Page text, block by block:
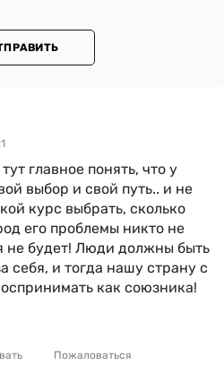
главное понять, что у
выбор и свой путь.. и не
курс выбрать, сколько
его проблемы никто не
не будет! Люди должны быть
себя, и тогда нашу страну с
как союзника!
Пожаловаться